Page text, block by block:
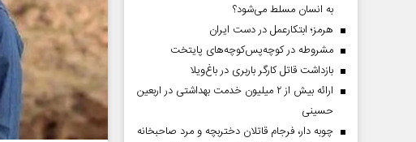
به انسان مسلط می‌شود؟
هرمز؛ ابتکارعمل در دست ایران
مشروطه در کوچه‌پس‌کوچه‌های پایتخت
بازداشت قاتل کارگر باربری در باغ‌ویلا
ارائه بیش از ۲ میلیون خدمت بهداشتی در اربعین
حسینی
چوبه دار، فرجام قاتلان دختربچه و مرد صاحبخانه